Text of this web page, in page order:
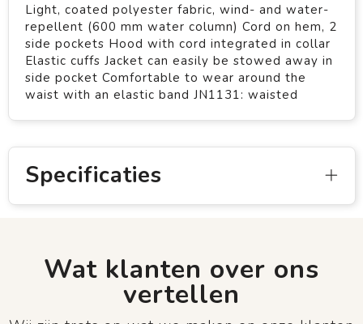
Light, coated polyester fabric, wind- and water-
repellent (600 mm water column) Cord on hem, 2
side pockets Hood with cord integrated in collar
Elastic cuffs Jacket can easily be stowed away in
side pocket Comfortable to wear around the
waist with an elastic band JN1131: waisted
Specificaties
Wat klanten over ons
vertellen